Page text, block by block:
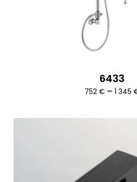
6433
752 € – 1 345